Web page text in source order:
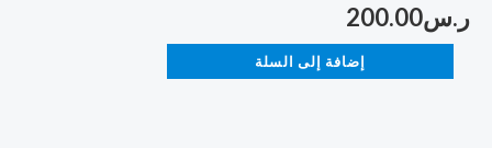
ر.س200.00
إضافة إلى السلة